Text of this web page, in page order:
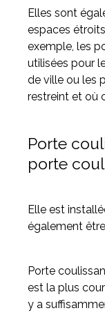
Elles sont
espaces
exemple, les
utilisées pour
de ville ou les
restreint et où
Porte
porte
Elle est
également
Porte
est la plus
y a